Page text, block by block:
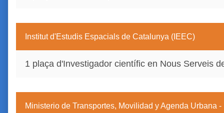
Institut d'Estudis Espacials de Catalunya (IEEC)
1 plaça d'Investigador científic en Nous Serveis
Ministerio de Transportes, Movilidad y Agenda Urbana -